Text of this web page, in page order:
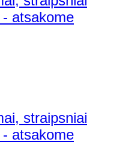
atsakome
straipsniai
atsakome